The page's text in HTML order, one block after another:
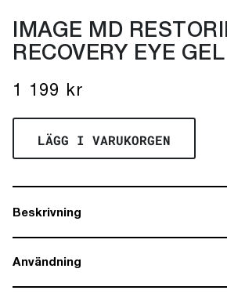
IMAGE MD
RECOVERY EYE GEL
1 199 kr
LÄGG I VARUKORGEN
Beskrivning
Användning